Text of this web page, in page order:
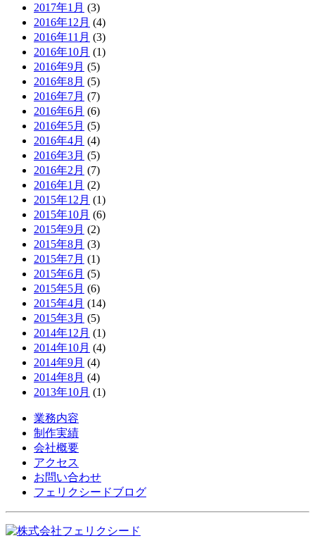
2017年1月 (3)
2016年12月 (4)
2016年11月 (3)
2016年10月 (1)
2016年9月 (5)
2016年8月 (5)
2016年7月 (7)
2016年6月 (6)
2016年5月 (5)
2016年4月 (4)
2016年3月 (5)
2016年2月 (7)
2016年1月 (2)
2015年12月 (1)
2015年10月 (6)
2015年9月 (2)
2015年8月 (3)
2015年7月 (1)
2015年6月 (5)
2015年5月 (6)
2015年4月 (14)
2015年3月 (5)
2014年12月 (1)
2014年10月 (4)
2014年9月 (4)
2014年8月 (4)
2013年10月 (1)
業務内容
制作実績
会社概要
アクセス
お問い合わせ
フェリクシードブログ